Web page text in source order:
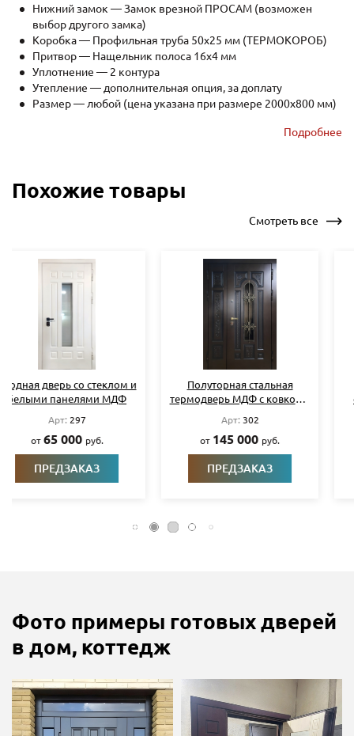
Нижний замок — Замок врезной ПРОСАМ (возможен
выбор другого замка)
Коробка — Профильная труба 50х25 мм (ТЕРМОКОРОБ)
Притвор — Нащельник полоса 16х4 мм
Уплотнение — 2 контура
Утепление — дополнительная опция, за доплату
Размер — любой (цена указана при размере 2000x800 мм)
Подробнее
Похожие товары
Смотреть все
Полуторная стальная
термодверь МДФ с ковкой и
Арт:
от145 000
ПРЕДЗАКАЗ
Входная термодверь с
синими плитами МДФ и
Арт:
от75 000
ПРЕДЗАКАЗ
Фото примеры готовых дверей
в дом, коттедж